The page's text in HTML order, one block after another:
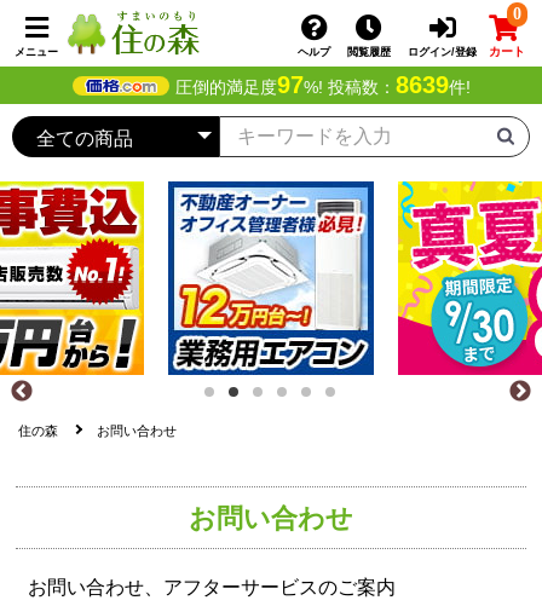
メニュー ヘルプ 閲覧履歴 ログイン/登録
0
カート
圧倒的満足度97%! 投稿数： 8639件!
住の森 お問い合わせ
お問い合わせ
お問い合わせ、アフターサービスのご案内